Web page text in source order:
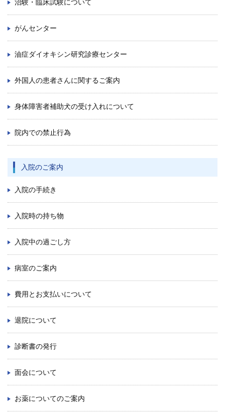
初 診／8：30～11：00
再 診／8：15～17：00（自動再来受付機）
8：20～17：00 （窓口受付）
駐車場
九州大学病院基金についてご寄付のお願い
公式YouTube
九州大学大学院 薬学研究院
九州大学
九州大学病院 別府病院
治験・臨床試験について
がんセンター
油症ダイオキシン研究診療センター
外国人の患者さんに関するご案内
身体障害者補助犬の受け入れについて
院内での禁止行為
入院のご案内
入院の手続き
入院時の持ち物
入院中の過ごし方
病室のご案内
費用とお支払いについて
退院について
診断書の発行
面会について
お薬についてのご案内